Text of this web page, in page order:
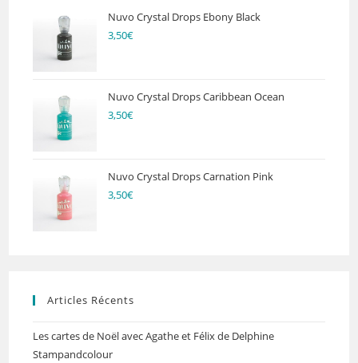
Nuvo Crystal Drops Ebony Black
3,50€
Nuvo Crystal Drops Caribbean Ocean
3,50€
Nuvo Crystal Drops Carnation Pink
3,50€
Articles Récents
Les cartes de Noël avec Agathe et Félix de Delphine
Stampandcolour